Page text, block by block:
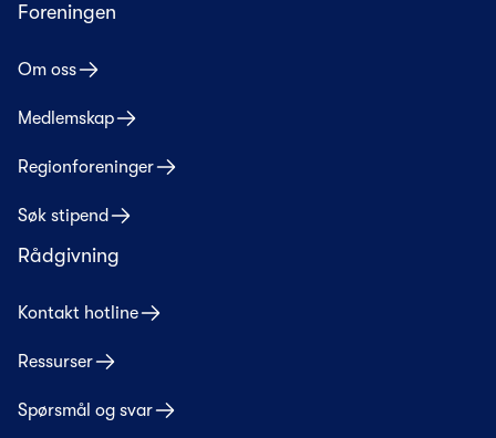
Foreningen
Om oss
Medlemskap
Regionforeninger
Søk stipend
Rådgivning
Kontakt hotline
Ressurser
Spørsmål og svar